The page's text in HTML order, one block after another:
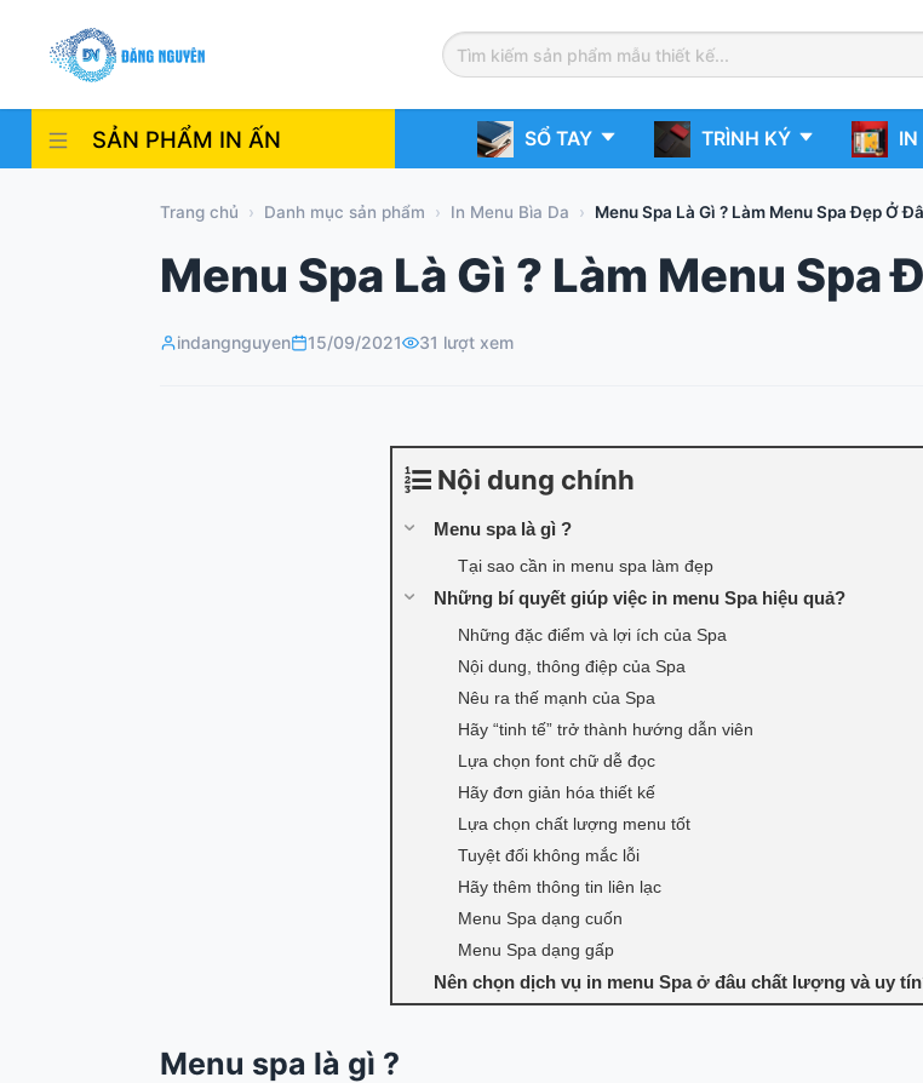
content
SẢN PHẨM IN ẤN SỔ TAY TRÌNH KÝ IN
Trang chủ › Danh mục sản phẩm › In Menu Bìa Da › Menu Spa Là Gì ? Làm Menu Spa Đẹp Ở
Menu Spa Là Gì ? Làm Menu Spa
indangnguyen 15/09/2021 31 lượt xem
Nội dung chính
Menu spa là gì ?
Tại sao cần in menu spa làm đẹp
Những bí quyết giúp việc in menu Spa hiệu quả?
Những đặc điểm và lợi ích của Spa
Nội dung, thông điệp của Spa
Nêu ra thế mạnh của Spa
Hãy “tinh tế” trở thành hướng dẫn viên
Lựa chọn font chữ dễ đọc
Hãy đơn giản hóa thiết kế
Lựa chọn chất lượng menu tốt
Tuyệt đối không mắc lỗi
Hãy thêm thông tin liên lạc
Menu Spa dạng cuốn
Menu Spa dạng gấp
Nên chọn dịch vụ in menu Spa ở đâu chất lượng và uy
Menu spa là gì ?